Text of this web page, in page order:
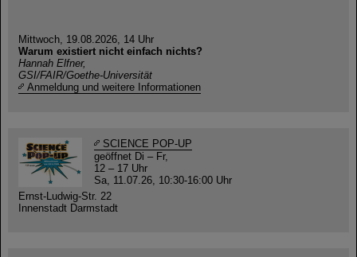
Mittwoch, 19.08.2026, 14 Uhr
Warum existiert nicht einfach nichts?
Hannah Elfner,
GSI/FAIR/Goethe-Universität
Anmeldung und weitere Informationen
SCIENCE POP-UP
geöffnet Di – Fr,
12 – 17 Uhr
Sa, 11.07.26, 10:30-16:00 Uhr
Ernst-Ludwig-Str. 22
Innenstadt Darmstadt